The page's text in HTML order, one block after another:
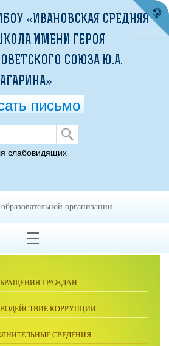
ГРАЖДАН
КОРРУПЦИИ
СВЕДЕНИЯ
«ИВАНОВСКАЯ СРЕДНЯЯ
ИМЕНИ ГЕРОЯ
СОЮЗА Ю.А.
письмо
слабовидящих
организации